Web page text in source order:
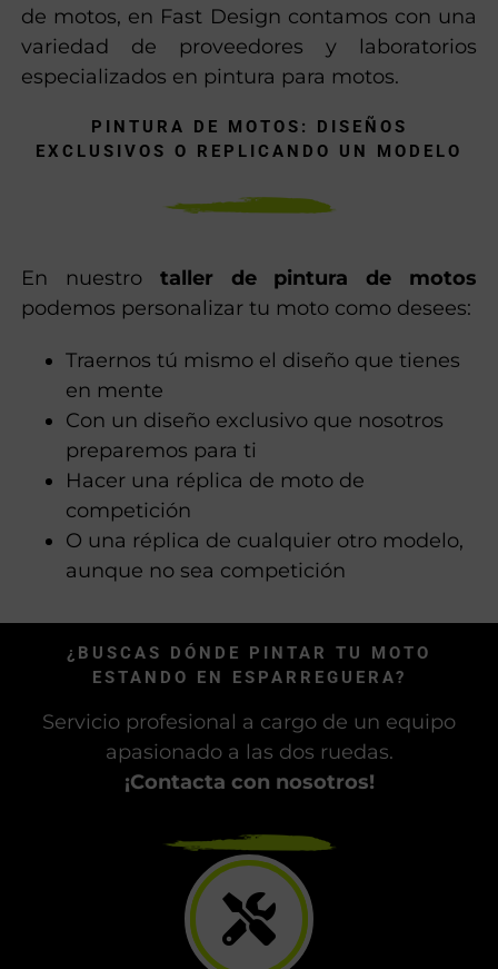
de motos, en Fast Design contamos con una
variedad de proveedores y laboratorios
especializados en pintura para motos.
PINTURA DE MOTOS: DISEÑOS
EXCLUSIVOS O REPLICANDO UN MODELO
En nuestro taller de pintura de motos
podemos personalizar tu moto como desees:
Traernos tú mismo el diseño que tienes
en mente
Con un diseño exclusivo que nosotros
preparemos para ti
Hacer una réplica de moto de
competición
O una réplica de cualquier otro modelo,
aunque no sea competición
¿BUSCAS DÓNDE PINTAR TU MOTO
ESTANDO EN ESPARREGUERA?
Servicio profesional a cargo de un equipo
apasionado a las dos ruedas.
¡Contacta con nosotros!